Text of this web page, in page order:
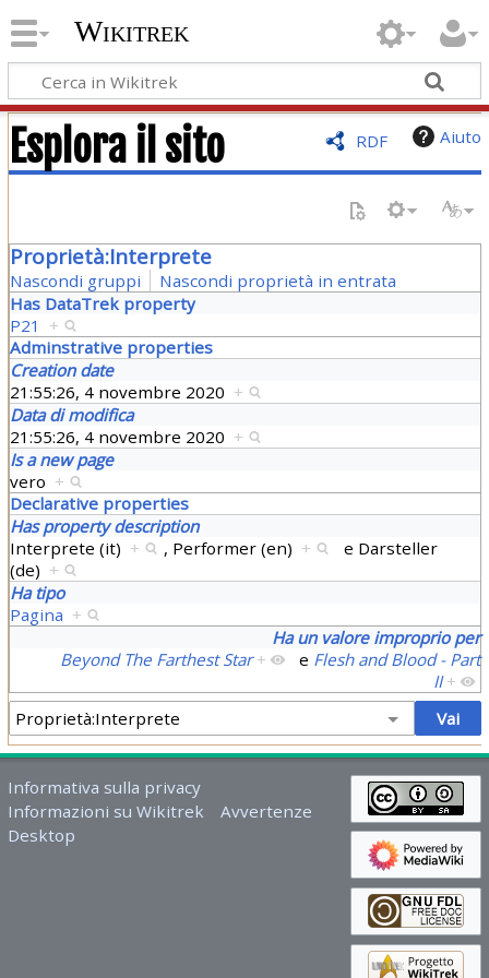
Wikitrek
RDF Aiuto
Esplora il sito
Proprietà:Interprete
Nascondi gruppi
Nascondi proprietà in entrata
Has DataTrek property
P21
+
Adminstrative properties
Creation date
21:55:26, 4 novembre 2020 +
Data di modifica
21:55:26, 4 novembre 2020 +
Is a new page
vero +
Declarative properties
Has property description
Interprete (it) + , Performer (en) + e Darsteller
(de) +
Ha tipo
Pagina +
Ha un valore improprio per
Beyond The Farthest Star + e Flesh and Blood - Part
II +
Informativa sulla privacy
Informazioni su Wikitrek
Avvertenze
Desktop